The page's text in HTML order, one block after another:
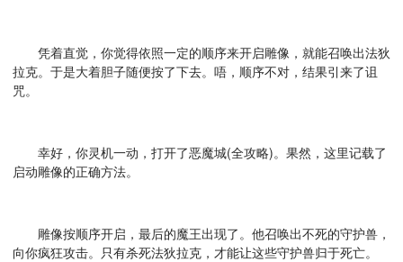
凭着直觉，你觉得依照一定的顺序来开启雕像，就能召唤出法狄
拉克。于是大着胆子随便按了下去。唔，顺序不对，结果引来了诅
咒。
幸好，你灵机一动，打开了恶魔城(全攻略)。果然，这里记载了
启动雕像的正确方法。
雕像按顺序开启，最后的魔王出现了。他召唤出不死的守护兽，
向你疯狂攻击。只有杀死法狄拉克，才能让这些守护兽归于死亡。